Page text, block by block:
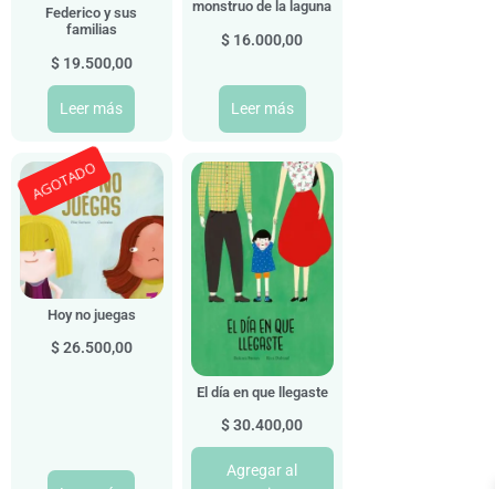
Federico y sus
familias
$19.500,00
Leer más
monstruo de la laguna
$ 16.000,00
Leer más
AGOTADO
Hoy no juegas
$26.500,00
El día en que llegaste
$30.400,00
Agregar al